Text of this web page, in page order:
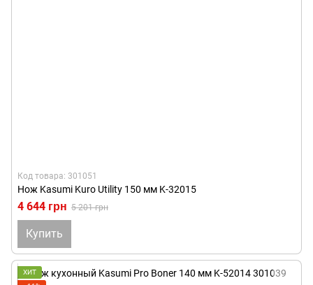
Код товара: 301051
Нож Kasumi Kuro Utility 150 мм K-32015
4 644 грн 5 201 грн
Купить
ХИТ